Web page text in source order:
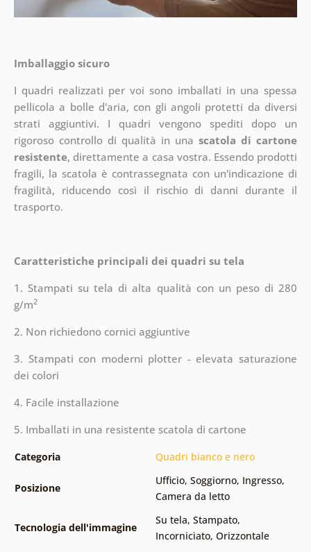
Imballaggio sicuro
I quadri realizzati per voi sono imballati in una spessa
pellicola a bolle d'aria, con gli angoli protetti da diversi
strati aggiuntivi. I quadri vengono spediti dopo un
rigoroso controllo di qualità in unascatola di cartone
resistente, direttamente a casa vostra. Essendo prodotti
fragili, la scatola è contrassegnata con un'indicazione di
fragilità, riducendo così il rischio di danni durante il
trasporto.
Caratteristiche principali dei quadri su tela
1. Stampati su tela di alta qualità con un peso di 280
g/m2
2. Non richiedono cornici aggiuntive
3. Stampati con moderni plotter - elevata saturazione
dei colori
4. Facile installazione
5. Imballati in una resistente scatola di cartone
Categoria Quadri bianco e nero
Posizione
Ufficio, Soggiorno, Ingresso,
Camera da letto
Tecnologia dell'immagine
Su tela, Stampato,
Incorniciato, Orizzontale